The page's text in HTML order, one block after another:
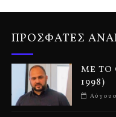
ΠΡΟΣΦΑΤΕΣ
ΜΕ ΤΟ
1998)